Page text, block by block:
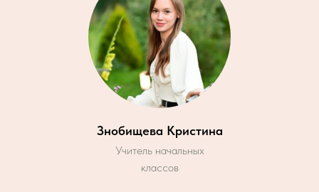
Знобищева Кристина
Учитель начальных
классов